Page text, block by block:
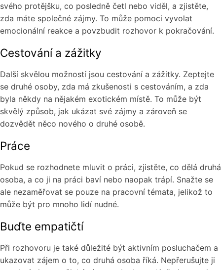
svého protějšku, co posledně četl nebo viděl, a zjistěte,
zda máte společné zájmy. To může pomoci vyvolat
emocionální reakce a povzbudit rozhovor k pokračování.
Cestování a zážitky
Další skvělou možností jsou cestování a zážitky. Zeptejte
se druhé osoby, zda má zkušenosti s cestováním, a zda
byla někdy na nějakém exotickém místě. To může být
skvělý způsob, jak ukázat své zájmy a zároveň se
dozvědět něco nového o druhé osobě.
Práce
Pokud se rozhodnete mluvit o práci, zjistěte, co dělá druhá
osoba, a co ji na práci baví nebo naopak trápí. Snažte se
ale nezaměřovat se pouze na pracovní témata, jelikož to
může být pro mnoho lidí nudné.
Buďte empatičtí
Při rozhovoru je také důležité být aktivním posluchačem a
ukazovat zájem o to, co druhá osoba říká. Nepřerušujte ji